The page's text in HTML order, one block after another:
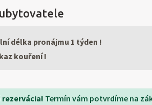
délka pronájmu 1 týden !
kouření !
rezervácia! Termín vám potvrdíme na